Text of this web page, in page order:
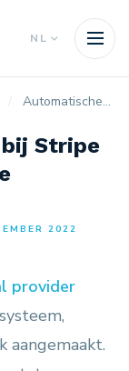
NL
Automatische webhook bij Stripe integratie met ons online reserveringssyssteem
Stripe
2022
provider
aangemaakt.